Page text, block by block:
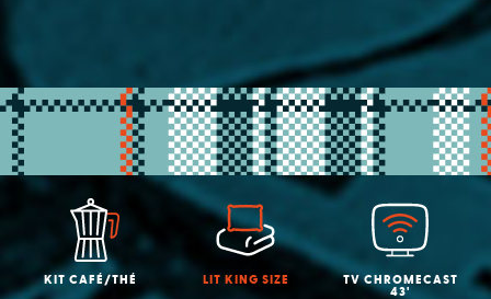
KIT CAFÉ/THÉ LIT KING SIZE
TV CHROMECAST
43'